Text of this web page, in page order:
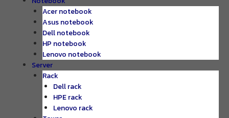
Acer notebook
Asus notebook
Dell notebook
HP notebook
Lenovo notebook
Server
Rack
Dell rack
HPE rack
Lenovo rack